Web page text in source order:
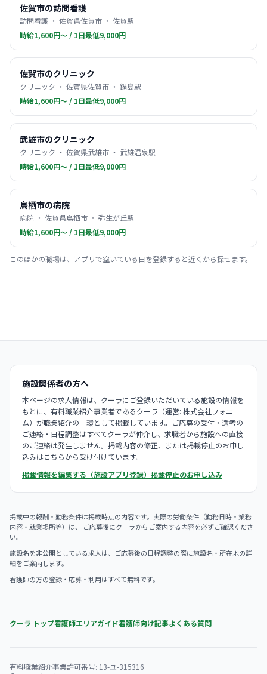
佐賀市の訪問看護
訪問看護 ・ 佐賀県佐賀市 ・ 佐賀駅
時給1,600円〜 / 1日最低9,000円
佐賀市のクリニック
クリニック ・ 佐賀県佐賀市 ・ 鍋島駅
時給1,600円〜 / 1日最低9,000円
武雄市のクリニック
クリニック ・ 佐賀県武雄市 ・ 武雄温泉駅
時給1,600円〜 / 1日最低9,000円
鳥栖市の病院
病院 ・ 佐賀県鳥栖市 ・ 弥生が丘駅
時給1,600円〜 / 1日最低9,000円
このほかの職場は、アプリで空いている日を登録すると近くから探せます。
施設関係者の方へ
本ページの求人情報は、クーラにご登録いただいている施設の情報を
もとに、有料職業紹介事業者であるクーラ（運営: 株式会社フォニ
ム）が職業紹介の一環として掲載しています。ご応募の受付・選考の
ご連絡・日程調整はすべてクーラが仲介し、求職者から施設への直接
のご連絡は発生しません。掲載内容の修正、または掲載停止のお申し
込みはこちらから受け付けています。
掲載情報を編集する（施設アプリ登録） 掲載停止のお申し込み
掲載中の報酬・勤務条件は掲載時点の内容です。実際の労働条件（勤務日時・業務
内容・就業場所等）は、 ご応募後にクーラからご案内する内容を必ずご確認くださ
い。
施設名を非公開としている求人は、ご応募後の日程調整の際に施設名・所在地の詳
細をご案内します。
看護師の方の登録・応募・利用はすべて無料です。
クーラ トップ看護師エリアガイド看護師向け記事よくある質問
有料職業紹介事業許可番号: 13-ユ-315316